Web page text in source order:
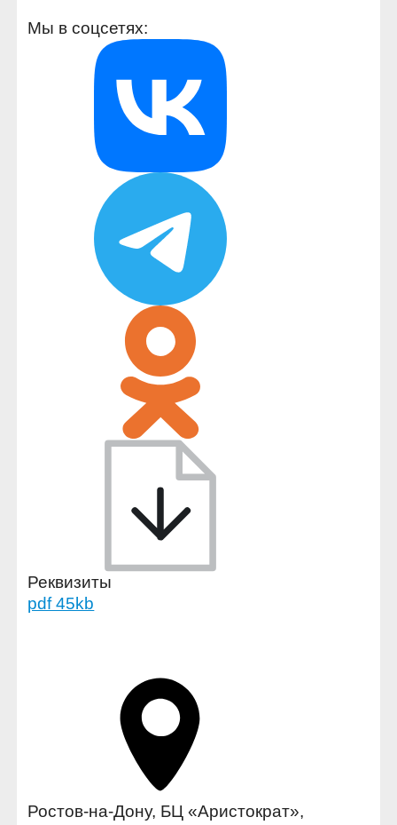
Мы в соцсетях:
Реквизиты
pdf 45kb
Ростов-на-Дону, БЦ «Аристократ»,